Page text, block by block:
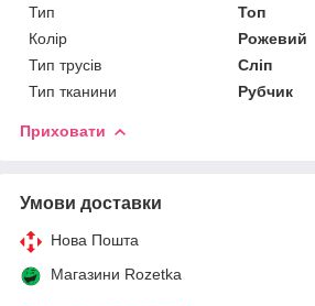
Тип
Топ
Колір
Рожевий
Тип трусів
Сліп
Тип тканини
Рубчик
Приховати
Умови доставки
Нова Пошта
Магазини Rozetka